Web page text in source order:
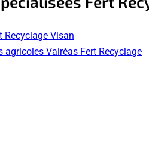
Recyclage Visan
agricoles Valréas Fert Recyclage